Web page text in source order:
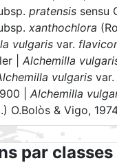
pratensis sensu
xanthochlora
vulgarisvar.
|Alchemilla
vulgarisvar.
|Alchemilla
O.Bolòs & Vigo, 1974
par